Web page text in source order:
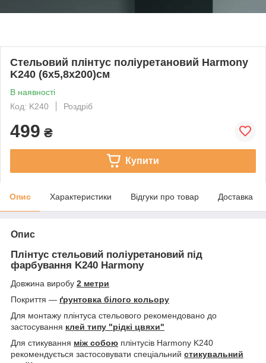
Стельовий плінтус поліуретановий Harmony
K240 (6х5,8х200)см
В наявності
Код: K240
Роздріб
499 ₴
Купити
Опис Характеристики Відгуки про товар Доставка
Опис
Плінтус стельовий поліуретановий під
фарбування K240 Harmony
Довжина виробу 2 метри
Покриття — ґрунтовка білого кольору
Для монтажу плінтуса стельового рекомендовано до
застосування клей типу "рідкі цвяхи"
Для стикування між собою плінтусів Harmony K240
рекомендується застосовувати спеціальний стикувальний